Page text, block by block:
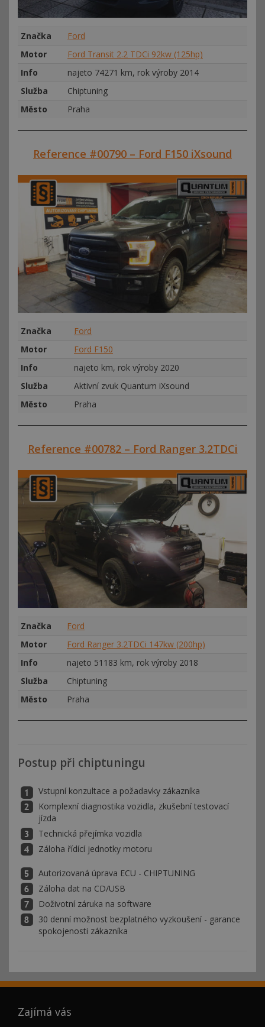
Značka
Ford
Motor
Ford Transit 2.2 TDCi 92kw (125hp)
Info
najeto 74271 km, rok výroby 2014
Služba
Chiptuning
Město
Praha
Reference #00790 – Ford F150 iXsound
Značka
Ford
Motor
Ford F150
Info
najeto km, rok výroby 2020
Služba
Aktivní zvuk Quantum iXsound
Město
Praha
Reference #00782 – Ford Ranger 3.2TDCi
Značka
Ford
Motor
Ford Ranger 3.2TDCi 147kw (200hp)
Info
najeto 51183 km, rok výroby 2018
Služba
Chiptuning
Město
Praha
Postup při chiptuningu
Vstupní konzultace a požadavky zákazníka
Komplexní diagnostika vozidla, zkušební testovací
jízda
Technická přejímka vozidla
Záloha řídící jednotky motoru
Autorizovaná úprava ECU - CHIPTUNING
Záloha dat na CD/USB
Doživotní záruka na software
30 denní možnost bezplatného vyzkoušení - garance
spokojenosti zákazníka
Zajímá vás